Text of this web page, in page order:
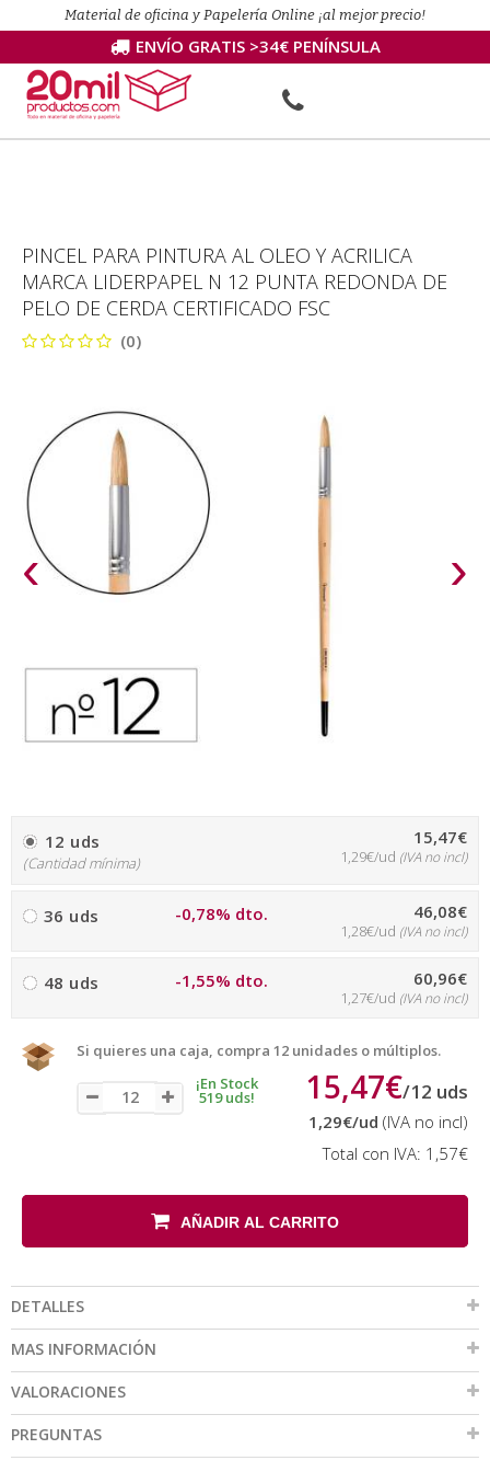
Material de oficina y Papelería Online ¡al mejor precio!
ENVÍO GRATIS >34€ PENÍNSULA
PINCEL PARA PINTURA AL OLEO Y ACRILICA
MARCA LIDERPAPEL N 12 PUNTA REDONDA DE
PELO DE CERDA CERTIFICADO FSC
(0)
‹ ›
12 uds
(Cantidad mínima)
15,47€
1,29€/ud (IVA no incl)
36 uds -0,78% dto. 46,08€
1,28€/ud (IVA no incl)
48 uds -1,55% dto. 60,96€
1,27€/ud (IVA no incl)
Si quieres una caja, compra 12 unidades o múltiplos.
¡En Stock
519 uds! 15,47€/12 uds
1,29€/ud (IVA no incl)
Total con IVA: 1,57€
AÑADIR AL CARRITO
DETALLES
MAS INFORMACIÓN
VALORACIONES
PREGUNTAS